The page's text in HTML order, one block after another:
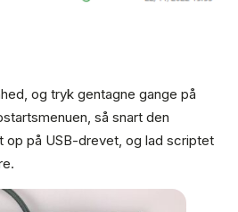
og tryk gentagne gange på
så snart den
op på USB-drevet, og lad scriptet